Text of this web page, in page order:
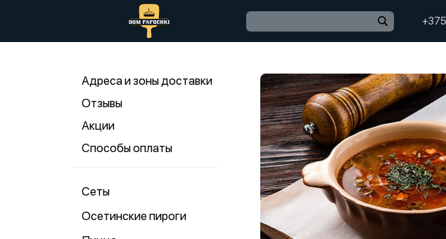
Адреса и зоны доставки
Отзывы
Акции
Способы оплаты
Сеты
Осетинские пироги